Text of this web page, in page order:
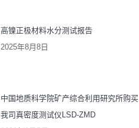
高镍正极材料水分测试报告
2025年8月8日
中国地质科学院矿产综合利用研究所购买
我司真密度测试仪LSD-ZMD